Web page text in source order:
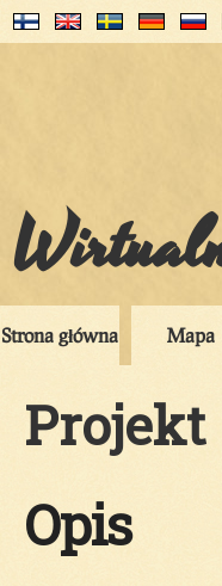
Strona główna Mapa
Projekt
Opis